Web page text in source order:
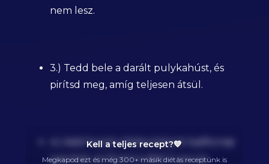
nem lesz.
3.) Tedd bele a darált pulykahúst, és
pirítsd meg, amíg teljesen átsül.
4.) Add hozzá a felkockázott kaliforniai
paprikát, és főzd további 5 percig.
Kell a teljes recept?💙
Megkapod ezt és még 300+ másik diétás receptünk is